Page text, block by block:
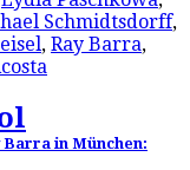
Schmidtsdorff,
, Ray Barra,
Barra in München: